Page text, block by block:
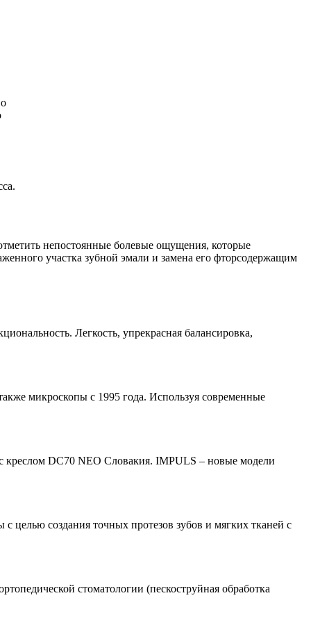
непостоянные болевые ощущения, которые
участка зубной эмали и замена его фторсодержащим
Легкость, yпрекрасная балансировка,
микроскопы с 1995 года. Используя современные
креслом DC70 NEO Словакия. IMPULS – новые модели
целью создания точных протезов зубов и мягких тканей с
стоматологии (пескоструйная обработка